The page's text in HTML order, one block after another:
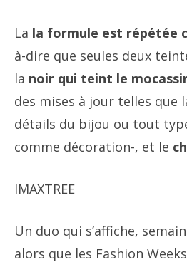
La la formule est répétée
à-dire que seules deux
la noir qui teint le
des mises à jour telles que
détails du bijou ou tout
comme décoration-, et le
IMAXTREE
Un duo qui s’affiche,
alors que les Fashion